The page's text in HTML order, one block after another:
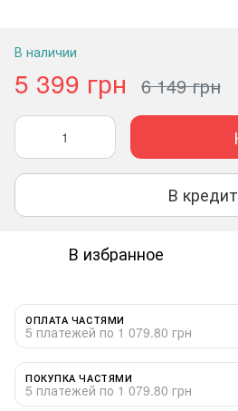
В наличии
5 399 грн 6 149 грн
В кредит
В избранное
ОПЛАТА ЧАСТЯМИ
5 платежей по 1 079.80 грн
ПОКУПКА ЧАСТЯМИ
5 платежей по 1 079.80 грн